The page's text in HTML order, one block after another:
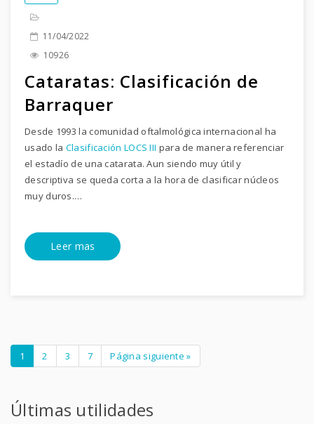
11/04/2022
10926
Cataratas: Clasificación de
Barraquer
Desde 1993 la comunidad oftalmológica internacional ha
usado la Clasificación LOCS III para de manera referenciar
el estadío de una catarata. Aun siendo muy útil y
descriptiva se queda corta a la hora de clasificar núcleos
muy duros.…
Leer mas
1 2 3 7 Página siguiente »
Últimas utilidades